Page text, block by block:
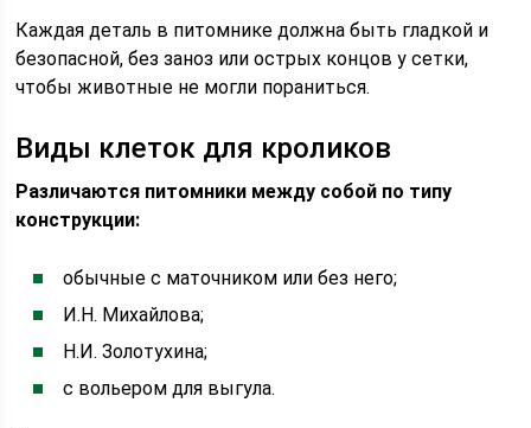
Каждая деталь в питомнике должна быть гладкой и
безопасной, без заноз или острых концов у сетки,
чтобы животные не могли пораниться.
Виды клеток для кроликов
Различаются питомники между собой по типу
конструкции:
обычные с маточником или без него;
И.Н. Михайлова;
Н.И. Золотухина;
с вольером для выгула.